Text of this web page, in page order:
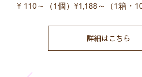
¥ 110～（1個）¥1,188～（1箱・
詳細はこちら